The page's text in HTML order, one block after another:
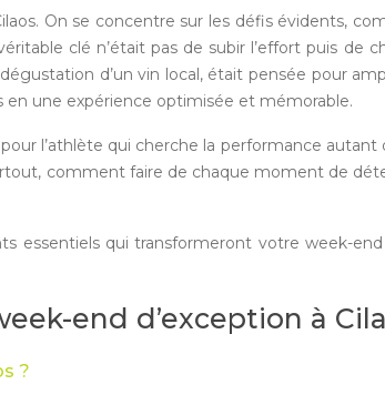
On se concentre sur les défis évidents,
clé n’était pas de subir l’effort puis de
d’un vin local, était pensée pour
en une expérience optimisée et mémorable.
l’athlète qui cherche la performance
comment faire de chaque moment de
qui transformeront votre week-
end d’exception à
?